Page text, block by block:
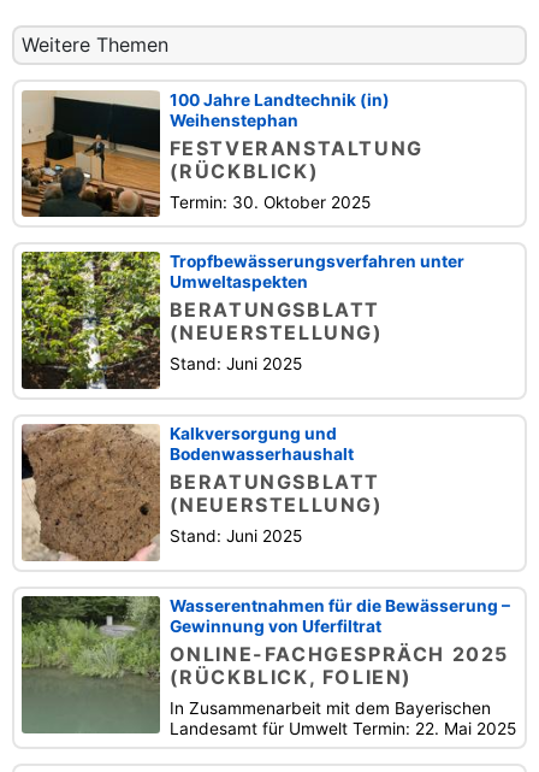
Weitere Themen
100 Jahre Landtechnik (in)
Weihenstephan
FESTVERANSTALTUNG
(RÜCKBLICK)
Termin: 30. Oktober 2025
Tropfbewässerungsverfahren unter
Umweltaspekten
BERATUNGSBLATT
(NEUERSTELLUNG)
Stand: Juni 2025
Kalkversorgung und
Bodenwasserhaushalt
BERATUNGSBLATT
(NEUERSTELLUNG)
Stand: Juni 2025
Wasserentnahmen für die Bewässerung –
Gewinnung von Uferfiltrat
ONLINE-FACHGESPRÄCH 2025
(RÜCKBLICK, FOLIEN)
In Zusammenarbeit mit dem Bayerischen
Landesamt für Umwelt Termin: 22. Mai 2025